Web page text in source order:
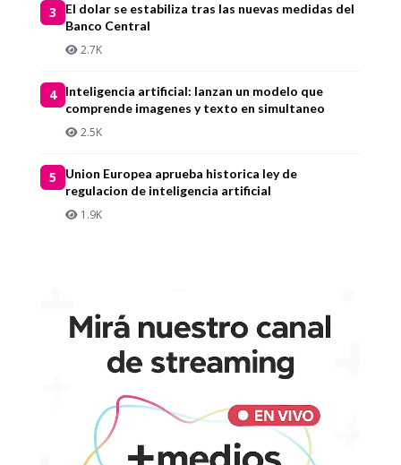
3
El dolar se estabiliza tras las nuevas medidas del
Banco Central
2.7K
4
Inteligencia artificial: lanzan un modelo que
comprende imagenes y texto en simultaneo
2.5K
5
Union Europea aprueba historica ley de
regulacion de inteligencia artificial
1.9K